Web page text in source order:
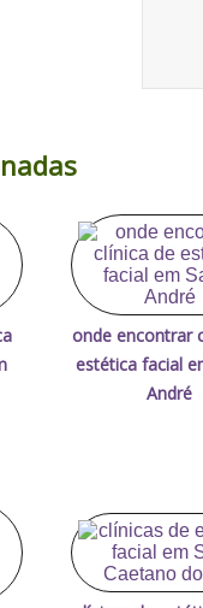
onde encontrar
estética facial
André